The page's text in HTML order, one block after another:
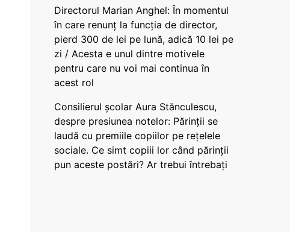
Directorul Marian Anghel: În momentul
în care renunț la funcția de director,
pierd 300 de lei pe lună, adică 10 lei pe
zi / Acesta e unul dintre motivele
pentru care nu voi mai continua în
acest rol
Consilierul școlar Aura Stănculescu,
despre presiunea notelor: Părinții se
laudă cu premiile copiilor pe rețelele
sociale. Ce simt copiii lor când părinții
pun aceste postări? Ar trebui întrebați